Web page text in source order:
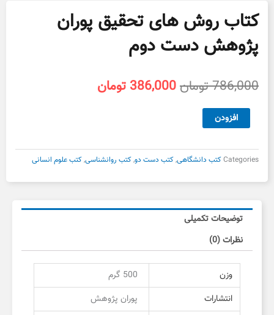
کتاب روش های تحقیق پوران
پژوهش دست دوم
786,000تومانقیمت
386,000 تومان
روش
تحقیق
پژوهش
دوم
افزودن
Categoriesکتب دانشگاهی,کتب دست دو,کتب روانشناسی,کتب علوم انسانی
توضیحات تکمیلی
نظرات (0)
وزن
500 گرم
انتشارات
پوران پژوهش